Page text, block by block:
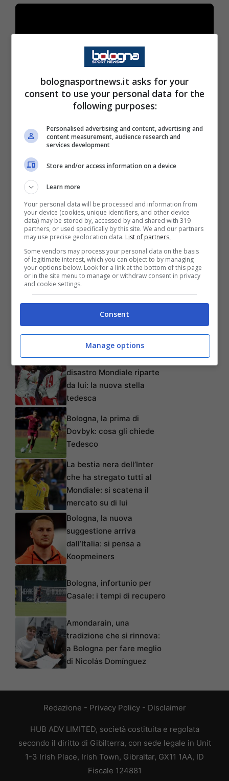
LEGGI ANCHE:Verso Bologna-Lazio: Zirkzee
Orsolini
Articoli recentiLa Germania dopo il
disastro Mondiale riparte
da lui: la nuova stella
tedesca
Bologna, la prima di
Dovbyk: cosa gli chiede
Tedesco
La bestia nera dell’Inter
che ha stregato tutti al
Mondiale: si scatena il
mercato su di lui
Bologna, la nuova
suggestione arriva
dall’Italia: si pensa a
Koopmeiners
Bologna, infortunio per
Casale: i tempi di recupero
Amondarain, una
tradizione che si rinnova:
a Bologna per fare meglio
di Nicolás Domínguez
Redazione - Privacy Policy- Disclaimer
HUB ADV LIMITED, società costituita e regolata
secondo il diritto di Gibilterra, con sede legale in Unit
1-3 Irish Place, Irish Town, Gibraltar, GX11 1AA, ID
Fiscale 124881
bolognasportnews.it asks for your
consent to use your personal data for the
following purposes:
Personalised advertising and content, advertising and
content measurement, audience research and
services development
Store and/or access information on a device
Learn more
Your personal data will be processed and information from
your device (cookies, unique identifiers, and other device
data) may be stored by, accessed by and shared with 319
partners, or used specifically by this site. We and our partners
may use precise geolocation data. List of partners.
Some vendors may process your personal data on the basis
of legitimate interest, which you can object to by managing
your options below. Look for a link at the bottom of this page
or in the site menu to manage or withdraw consent in privacy
and cookie settings.
Consent
Manage options